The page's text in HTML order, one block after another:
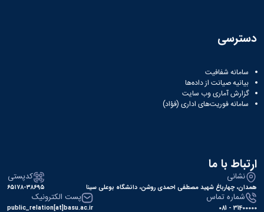
دسترسی
سامانه شفافیت
بیانیه صیانت از داده‌ها
گزارش آماری وب‌ سایت
سامانه فوریت‌های اداری (فؤاد)
ارتباط با ما
نشانی
همدان، چهارباغ شهید مصطفی احمدی روشن، دانشگاه بوعلی سینا
کدپستی
۶۵۱۷۸-۳۸۶۹۵
شماره تماس
31400000 - 081
پست الکترونیک
public_relation[at]basu.ac.ir